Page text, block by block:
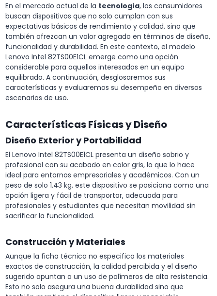
En el mercado actual de la tecnología, los consumidores
buscan dispositivos que no solo cumplan con sus
expectativas básicas de rendimiento y calidad, sino que
también ofrezcan un valor agregado en términos de diseño,
funcionalidad y durabilidad. En este contexto, el modelo
Lenovo Intel 82TS00E1CL emerge como una opción
considerable para aquellos interesados en un equipo
equilibrado. A continuación, desglosaremos sus
características y evaluaremos su desempeño en diversos
escenarios de uso.
Características Físicas y Diseño
Diseño Exterior y Portabilidad
El Lenovo Intel 82TS00E1CL presenta un diseño sobrio y
profesional con su acabado en color gris, lo que lo hace
ideal para entornos empresariales y académicos. Con un
peso de solo 1.43 kg, este dispositivo se posiciona como una
opción ligera y fácil de transportar, adecuada para
profesionales y estudiantes que necesitan movilidad sin
sacrificar la funcionalidad.
Construcción y Materiales
Aunque la ficha técnica no especifica los materiales
exactos de construcción, la calidad percibida y el diseño
sugerido apuntan a un uso de polímeros de alta resistencia.
Esto no solo asegura una buena durabilidad sino que